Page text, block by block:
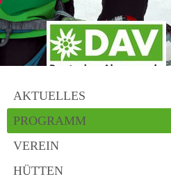
AKTUELLES
PROGRAMM
VEREIN
HÜTTEN